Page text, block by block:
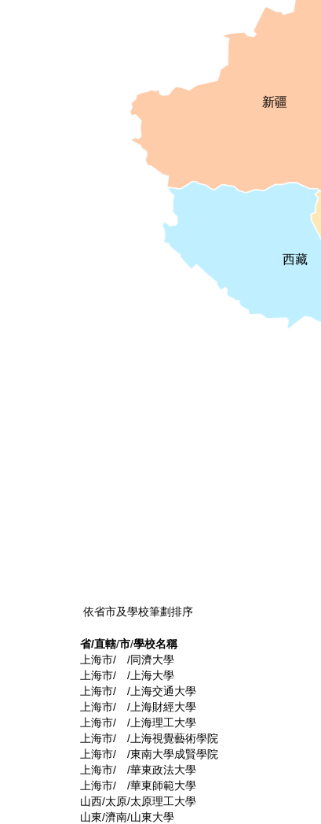
新疆
西藏
依省市及學校筆劃排序
省/直轄/市/學校名稱
上海市/ /同濟大學
上海市/ /上海大學
上海市/ /上海交通大學
上海市/ /上海財經大學
上海市/ /上海理工大學
上海市/ /上海視覺藝術學院
上海市/ /東南大學成賢學院
上海市/ /華東政法大學
上海市/ /華東師範大學
山西/太原/太原理工大學
山東/濟南/山東大學